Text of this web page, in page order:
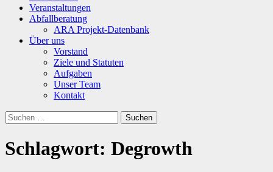
Veranstaltungen
Abfallberatung
ARA Projekt-Datenbank
Über uns
Vorstand
Ziele und Statuten
Aufgaben
Unser Team
Kontakt
Suchen
nach:
Schlagwort: Degrowth